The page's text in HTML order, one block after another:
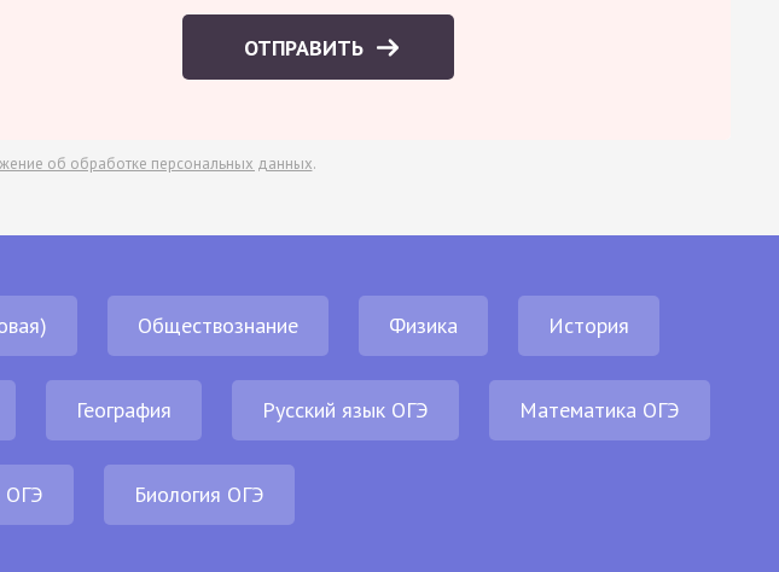
ОТПРАВИТЬ
об обработке персональных данных.
Обществознание Физика История
География Русский язык ОГЭ Математика ОГЭ
ОГЭ Биология ОГЭ